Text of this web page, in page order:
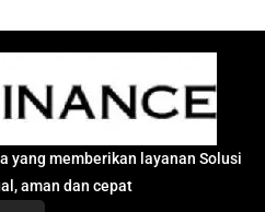
yang memberikan layanan Solusi
aman dan cepat